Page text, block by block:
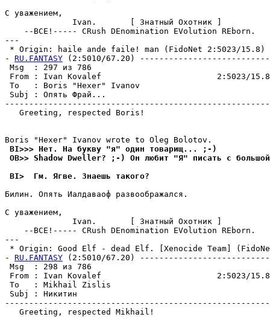
С уважением,
              Ivan.       [ Знатный Охотник ]
    --ВСЕ!----- CRush DEnomination EVolution REborn.
---
* Origin: haile ande faile! man (FidoNet 2:5023/15.8)
- RU.FANTASY (2:5010/67.20)
Msg  : 297
From : Ivan Kovalef                        2:5023/15.8
To   : Boris "Hexer" Ivanov
Subj : Опять
   Greeting, respected Boris!
BI>>> Hет. На бyквy "я" один товаpищ... ;-)
OB>> Shadow Dweller? ;-) Он любит "Я" писать с
BI>  Гм. Ягве. Знаешь такого?
Билин. Опять Иалдаваоф pазвообpажался.
С уважением,
              Ivan.       [ Знатный Охотник ]
    --ВСЕ!----- CRush DEnomination EVolution REborn.
---
* Origin: Good Elf - dead Elf. [Xenocide Team]
- RU.FANTASY (2:5010/67.20)
Msg  : 298
From : Ivan Kovalef                        2:5023/15.8
To   : Mikhail Zislis
Subj :
   Greeting, respected Mikhail!